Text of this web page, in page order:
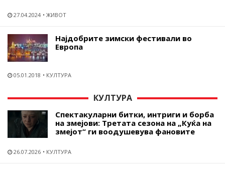
27.04.2024 ЖИВОТ
Најдобрите зимски фестивали во
Европа
05.01.2018 КУЛТУРА
КУЛТУРА
Спектакуларни битки, интриги и борба
на змејови: Третата сезона на „Куќа на
змејот“ ги воодушевува фановите
26.07.2026 КУЛТУРА